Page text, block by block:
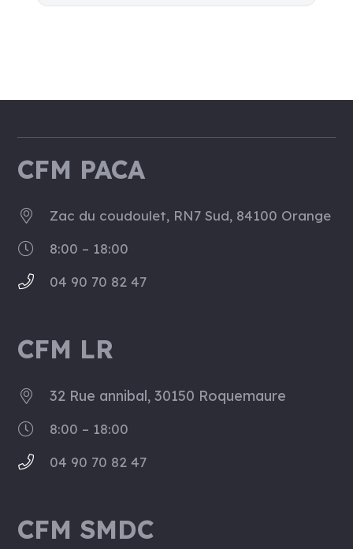
CFM PACA
Zac du coudoulet, RN7 Sud, 84100 Orange
8:00 – 18:00
04 90 70 82 47
CFM LR
32 Rue annibal, 30150 Roquemaure
8:00 – 18:00
04 90 70 82 47
CFM SMDC